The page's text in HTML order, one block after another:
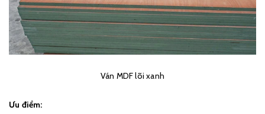
Ván MDF lõi xanh
Ưu điểm: